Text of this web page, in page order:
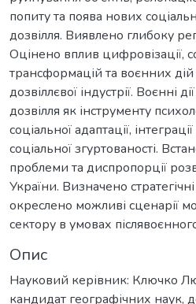
попиту та поява нових
дозвілля. Виявлено глибоку
Оцінено вплив цифровізації,
трансформацій та воєнних
дозвіллєвої індустрії. Воєнні
дозвілля як інструменту
соціальної адаптації,
соціальної згуртованості.
проблеми та диспропорції
України. Визначено
окреслено можливі сценарії
сектору в умовах
Опис
Науковий керівник: Ключко
кандидат географічних